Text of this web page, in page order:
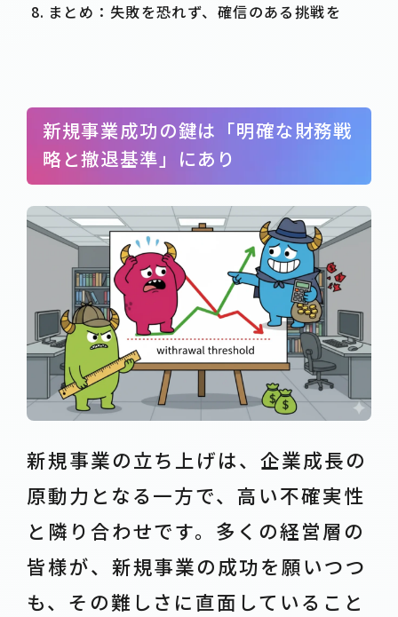
新規事業成功の鍵は「明確な財務戦
略と撤退基準」にあり
新規事業の立ち上げは、企業成長の
原動力となる一方で、高い不確実性
と隣り合わせです。多くの経営層の
皆様が、新規事業の成功を願いつつ
も、その難しさに直面していること
まとめ：失敗を恐れず、確信のある挑戦を